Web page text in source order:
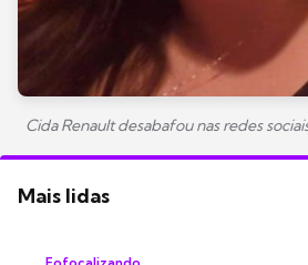
Cida Renault desabafou nas redes
Mais lidas